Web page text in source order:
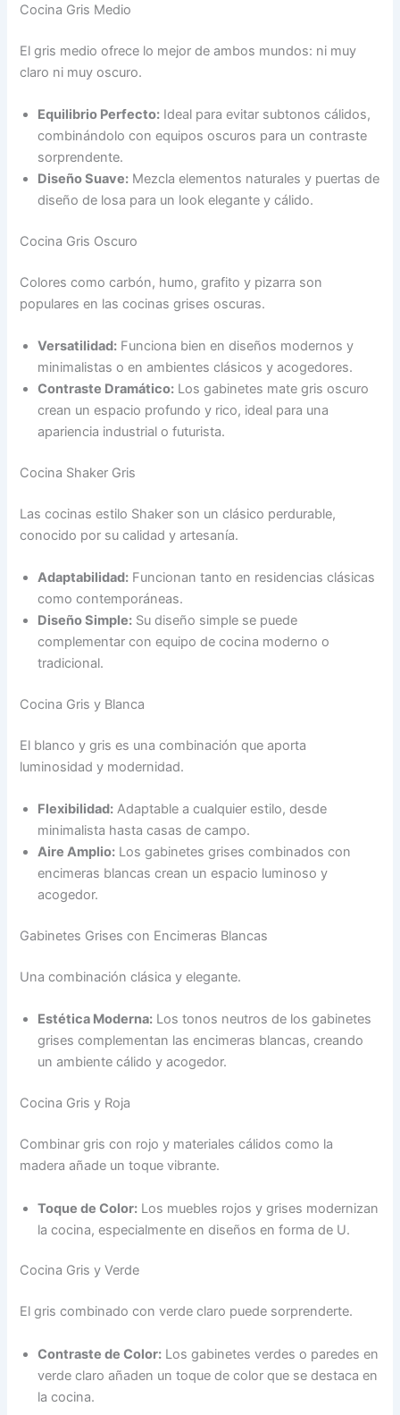
Cocina Gris Medio
El gris medio ofrece lo mejor de ambos mundos: ni muy
claro ni muy oscuro.
Equilibrio Perfecto: Ideal para evitar subtonos cálidos,
combinándolo con equipos oscuros para un contraste
sorprendente.
Diseño Suave: Mezcla elementos naturales y puertas de
diseño de losa para un look elegante y cálido.
Cocina Gris Oscuro
Colores como carbón, humo, grafito y pizarra son
populares en las cocinas grises oscuras.
Versatilidad: Funciona bien en diseños modernos y
minimalistas o en ambientes clásicos y acogedores.
Contraste Dramático: Los gabinetes mate gris oscuro
crean un espacio profundo y rico, ideal para una
apariencia industrial o futurista.
Cocina Shaker Gris
Las cocinas estilo Shaker son un clásico perdurable,
conocido por su calidad y artesanía.
Adaptabilidad: Funcionan tanto en residencias clásicas
como contemporáneas.
Diseño Simple: Su diseño simple se puede
complementar con equipo de cocina moderno o
tradicional.
Cocina Gris y Blanca
El blanco y gris es una combinación que aporta
luminosidad y modernidad.
Flexibilidad: Adaptable a cualquier estilo, desde
minimalista hasta casas de campo.
Aire Amplio: Los gabinetes grises combinados con
encimeras blancas crean un espacio luminoso y
acogedor.
Gabinetes Grises con Encimeras Blancas
Una combinación clásica y elegante.
Estética Moderna: Los tonos neutros de los gabinetes
grises complementan las encimeras blancas, creando
un ambiente cálido y acogedor.
Cocina Gris y Roja
Combinar gris con rojo y materiales cálidos como la
madera añade un toque vibrante.
Toque de Color: Los muebles rojos y grises modernizan
la cocina, especialmente en diseños en forma de U.
Cocina Gris y Verde
El gris combinado con verde claro puede sorprenderte.
Contraste de Color: Los gabinetes verdes o paredes en
verde claro añaden un toque de color que se destaca en
la cocina.